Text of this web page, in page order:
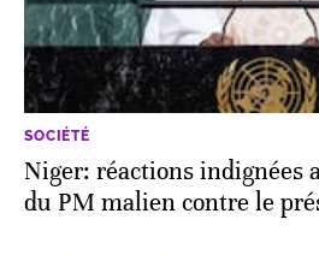
SOCIÉTÉ
Niger: réactions indignées
du PM malien contre le